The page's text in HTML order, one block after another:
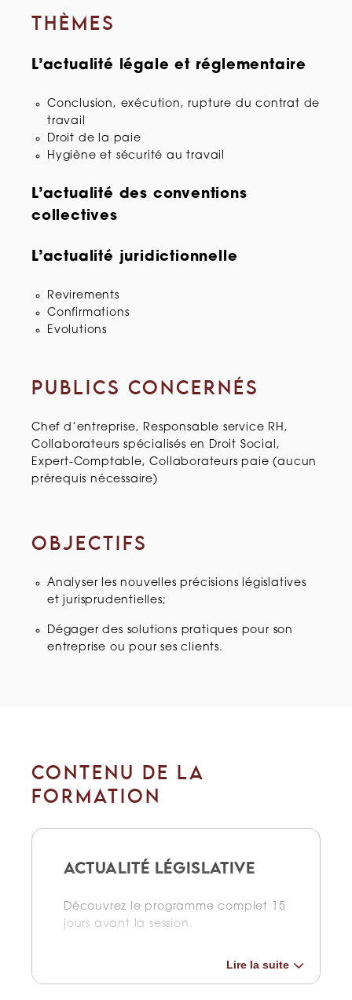
THÈMES
L’actualité légale et réglementaire
Conclusion, exécution, rupture du contrat de
travail
Droit de la paie
Hygiène et sécurité au travail
L’actualité des conventions
collectives
L’actualité juridictionnelle
Revirements
Confirmations
Evolutions
PUBLICS CONCERNÉS
Chef d’entreprise, Responsable service RH,
Collaborateurs spécialisés en Droit Social,
Expert-Comptable, Collaborateurs paie (aucun
prérequis nécessaire)
OBJECTIFS
Analyser les nouvelles précisions législatives
et jurisprudentielles;
Dégager des solutions pratiques pour son
entreprise ou pour ses clients.
CONTENU DE LA
FORMATION
ACTUALITÉ LÉGISLATIVE
Découvrez le programme complet 15
jours avant la session.
Lire la suite